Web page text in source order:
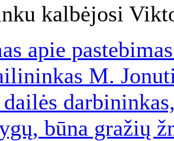
kalbėjosi
apie
M.
dailės
būna gražių